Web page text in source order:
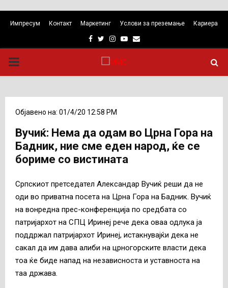
Импресум Контакт Маркетинг Услови за преземање Кариера
Facebook
TwitterInstagram
Youtube
Email
PRIMARY
Објавено на: 01/4/20 12:58 PM
Вучиќ: Нема да одам во Црна Гора на
Бадник, ние сме еден народ, ќе се
бориме со вистината
Српскиот претседател Александар Вучиќ реши да не
оди во приватна посета на Црна Гора на Бадник. Вучиќ
на вонредна прес-конференција по средбата со
патријархот на СПЦ Иринеј рече дека оваа одлука ја
поддржал патријархот Иринеј, истакнувајќи дека не
сакал да им дава алиби на црногорските власти дека
тоа ќе биде напад на независноста и уставноста на
таа држава.